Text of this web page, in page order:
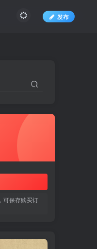
发布
可保存购买订
可保存购买订